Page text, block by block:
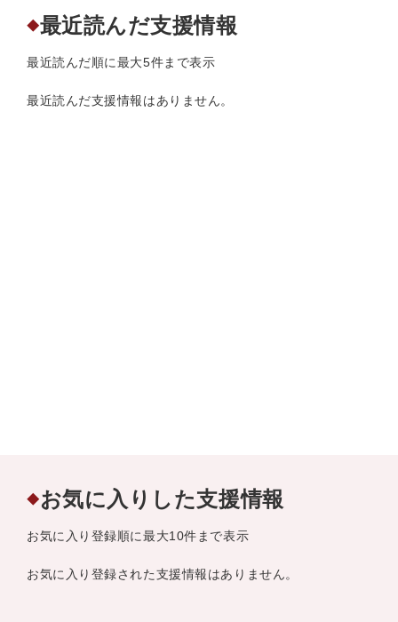
◆最近読んだ支援情報
最近読んだ順に最大5件まで表示
最近読んだ支援情報はありません。
◆お気に入りした支援情報
お気に入り登録順に最大10件まで表示
お気に入り登録された支援情報はありません。